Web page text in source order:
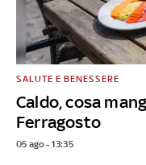
Caldo, cosa
Ferragosto
SALUTE E BENESSERE
05 ago - 13:35